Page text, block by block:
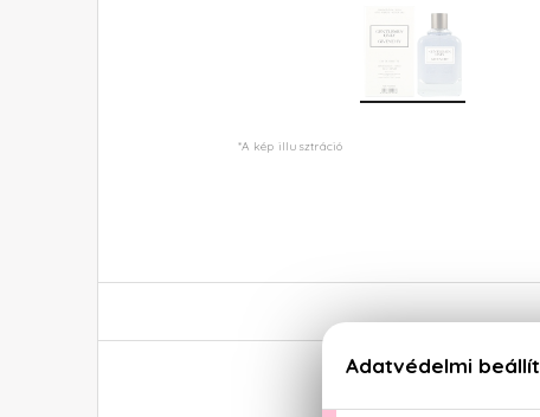
*A kép illusztráció